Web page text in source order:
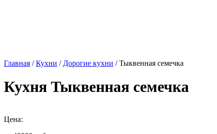
Главная /Кухни / Дорогие кухни / Тыквенная семечка
Кухня Тыквенная семечка
Цена: